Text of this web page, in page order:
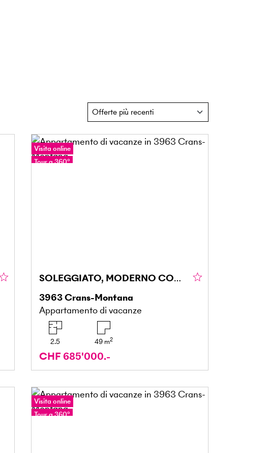
Visita online
Tour a 360°
SOLEGGIATO, MODERNO CON VISTA PANORAMICA
3963Crans-Montana
Appartamento di vacanze
2.5 49 m2
CHF 685'000.-
Visita online
Tour a 360°